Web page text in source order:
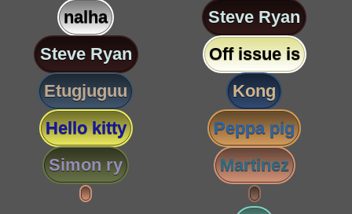
nalha
Steve Ryan
Steve Ryan
Off issue is
Etugjuguu
Kong
Hello kitty
Peppa pig
Simon ry
Martinez